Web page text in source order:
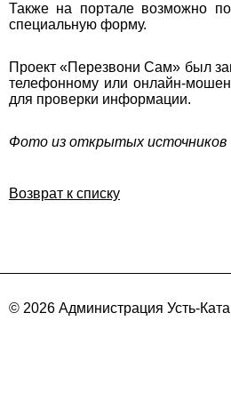
Также на портале возможно
специальную форму.
Проект «Перезвони Сам» был
телефонному или онлайн-
для проверки информации.
Фото из открытых источников
Возврат к списку
© 2026 Администрация Усть-